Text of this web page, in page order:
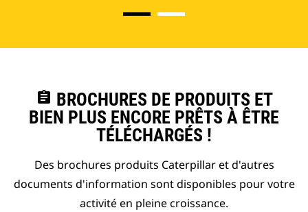
assignment BROCHURES DE PRODUITS ET
BIEN PLUS ENCORE PRÊTS À ÊTRE
TÉLÉCHARGÉS !
Des brochures produits Caterpillar et d'autres
documents d'information sont disponibles pour votre
activité en pleine croissance.